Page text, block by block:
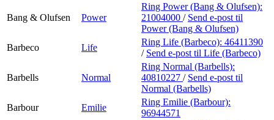
Bang & Olufsen Power
Ring Power (Bang & Olufsen):
21004000 / Send e-post til
Power (Bang & Olufsen)
Barbeco
Life
Ring Life (Barbeco): 46411390
/ Send e-post til Life (Barbeco)
Barbells Normal
Ring Normal (Barbells):
40810227 / Send e-post til
Normal (Barbells)
Barbour
Emilie
Ring Emilie (Barbour):
96944571